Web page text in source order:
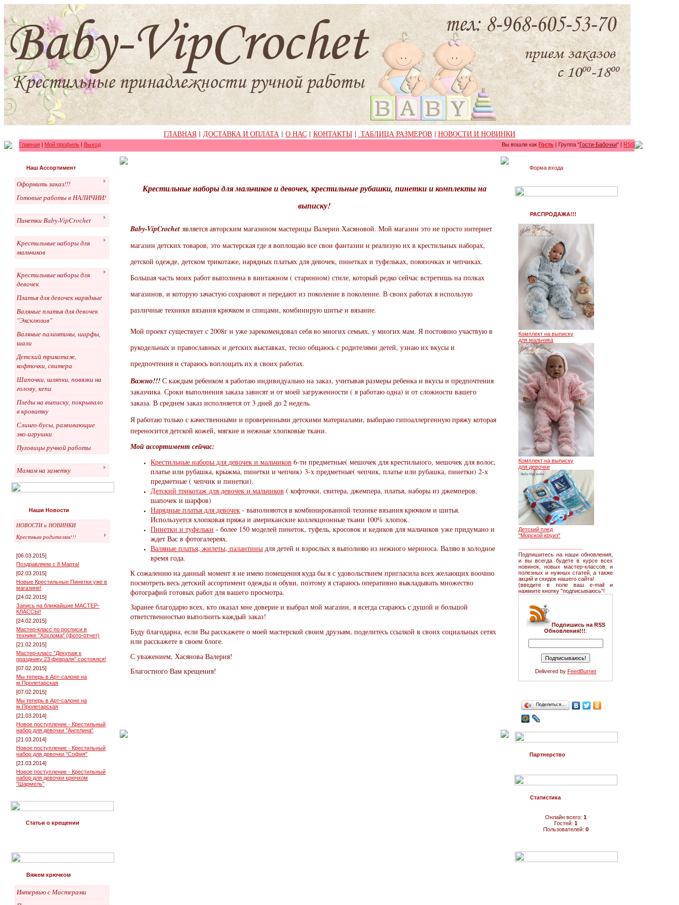
ГЛАВНАЯ | ДОСТАВКА И ОПЛАТА | О НАС | КОНТАКТЫ | ТАБЛИЦА РАЗМЕРОВ | НОВОСТИ И НОВИНКИ
Главная | Мой профиль | Выход Вы вошли как Гость | Группа "Гости-Бабочки" | RSS
Наш Ассортимент
Оформить заказ!!!
Готовые работы в НАЛИЧИИ!
Пинетки Baby-VipCrochet
Крестильные наборы для
мальчиков
Крестильные наборы для
девочек
Платья для девочек нарядные
Валяные платья для девочек
"Эксклюзив"
Валяные палантины, шарфы,
шали
Детский трикотаж,
кофточки, свитера
Шапочки, шляпки, повязки на
голову, кепи
Пледы на выписку, покрывало
в кроватку
Слинго-бусы, развивающие
эко-игрушки
Пуговицы ручной работы
Мамам на заметку
Наши Новости
НОВОСТИ и НОВИНКИ
Крестным родителям!!!
[06.03.2015]
Поздравляем с 8 Марта!
[02.03.2015]
Новые Крестильные Пинетки уже в
магазине!
[24.02.2015]
Запись на ближайшие МАСТЕР-
КЛАССЫ!
[24.02.2015]
Мастер-класс по росписи в
технике "Хохлома" (фото-отчет)
[21.02.2015]
Мастер-класс "Декупаж к
празднику 23 февраля" состоялся!
[07.02.2015]
Мы теперь в Арт-салоне на
м.Пролетарская
[07.02.2015]
Мы теперь в Арт-салоне на
м.Пролетарская
[21.03.2014]
Новое поступление - Крестильный
набор для девочки "Ангелина"
[21.03.2014]
Новое поступление - Крестильный
набор для девочки "София"
[21.03.2014]
Новое поступление - Крестильный
набор для девочки крючком
"Шармель"
Статьи о крещении
Вяжем крючком
Интервью с Мастерами
Крестильные наборы для мальчиков и девочек, крестильные рубашки, пинетки и комплекты на
выписку!
Baby-VipCrochetявляется авторским магазином мастерицы Валерии Хасяновой. Мой магазин это не просто интернет
магазин детских товаров, это мастерская где я воплощаю все свои фантазии и реализую их в крестильных наборах,
детской одежде, детском трикотаже, нарядных платьях для девочек, пинетках и туфельках, повязочках и чепчиках.
Большая часть моих работ выполнена в винтажном ( старинном) стиле, который редко сейчас встретишь на полках
магазинов, и которую зачастую сохраняют и передают из поколение в поколение. В своих работах я использую
различные техники вязания крючком и спицами, комбинирую шитье и вязание.
Мой проект существует с 2008г и уже зарекомендовал себя во многих семьях, у многих мам. Я постоянно участвую в
рукодельных и православных и детских выставках, тесно общаюсь с родителями детей, узнаю их вкусы и
предпочтения и стараюсь воплощать их в своих работах.
Важно!!! С каждым ребенком я работаю индивидуально на заказ, учитывая размеры ребенка и вкусы и предпочтения
заказчика. Сроки выполнения заказа зависят и от моей загруженности ( я работаю одна) и от сложности вашего
заказа. В среднем заказ исполняется от 3 дней до 2 недель.
Я работаю только с качественными и проверенными детскими материалами, выбираю гипоаллергенную пряжу которая
переносится детской кожей, мягкие и нежные хлопковые ткани.
Мой ассортимент сейчас:
Крестильные наборы для девочек и мальчиков 6-ти предметные( мешочек для крестильного, мешочек для волос,
платье или рубашка, крыжма, пинетки и чепчик) 3-х предметные( чепчик, платье или рубашка, пинетки) 2-х
предметные ( чепчик и пинетки).
Детский трикотаж для девочек и мальчиков ( кофточки, свитера, джемпера, платья, наборы из джемперов,
шапочек и шарфов)
Нарядные платья для девочек - выполняются в комбинированной технике вязания крючком и шитья.
Используется хлопковая пряжа и американские коллекционные ткани 100% хлопок.
Пинетки и туфельки - более 150 моделей пинеток, туфель, кросовок и кедиков для мальчиков уже придумано и
ждет Вас в фотогалереях.
Валяные платья, жилеты, палантины для детей и взрослых я выполняю из нежного мериноса. Валяю в холодное
время года.
К сожалению на данный момент я не имею помещения куда бы я с удовольствием пригласила всех желающих воочию
посмотреть весь детский ассортимент одежды и обуви, поэтому я стараюсь оперативно выкладывать множество
фотографий готовых работ для вашего просмотра.
Заранее благодарю всех, кто оказал мне доверие и выбрал мой магазин, я всегда стараюсь с душой и большой
ответственностью выполнить каждый заказ!
Буду благодарна, если Вы расскажете о моей мастерской своим друзьям, поделитесь ссылкой в своих социальных сетях
или расскажете в своем блоге.
С уважением, Хасянова Валерия!
Благостного Вам крещения!
Форма входа
РАСПРОДАЖА!!!
Комплект на выписку
для мальчика
Комплект на выписку
для девочки
Детский плед
"Морской круиз"
Подпишитесь на наши обновления,
и вы всегда будете в курсе всех
новинок, новых мастер-классов, и
полезных и нужных статей, а также
акций и скидок нашего сайта!
(введите в поле ваш e-mail и
нажмите кнопку "подписываюсь"!
Подпишись на RSS
Обновления!!!:
Delivered by FeedBurner
Поделиться…
Партнерство
Статистика
Онлайн всего: 1
Гостей: 1
Пользователей: 0